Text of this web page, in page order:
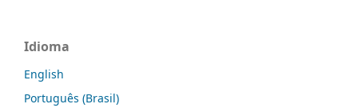
Idioma
English
Português (Brasil)